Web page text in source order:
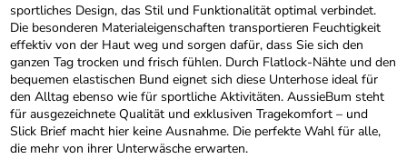
sportliches Design, das Stil und Funktionalität optimal verbindet.
Die besonderen Materialeigenschaften transportieren Feuchtigkeit
effektiv von der Haut weg und sorgen dafür, dass Sie sich den
ganzen Tag trocken und frisch fühlen. Durch Flatlock-Nähte und den
bequemen elastischen Bund eignet sich diese Unterhose ideal für
den Alltag ebenso wie für sportliche Aktivitäten. AussieBum steht
für ausgezeichnete Qualität und exklusiven Tragekomfort – und
Slick Brief macht hier keine Ausnahme. Die perfekte Wahl für alle,
die mehr von ihrer Unterwäsche erwarten.